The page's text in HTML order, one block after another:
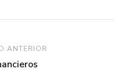
ANTERIOR